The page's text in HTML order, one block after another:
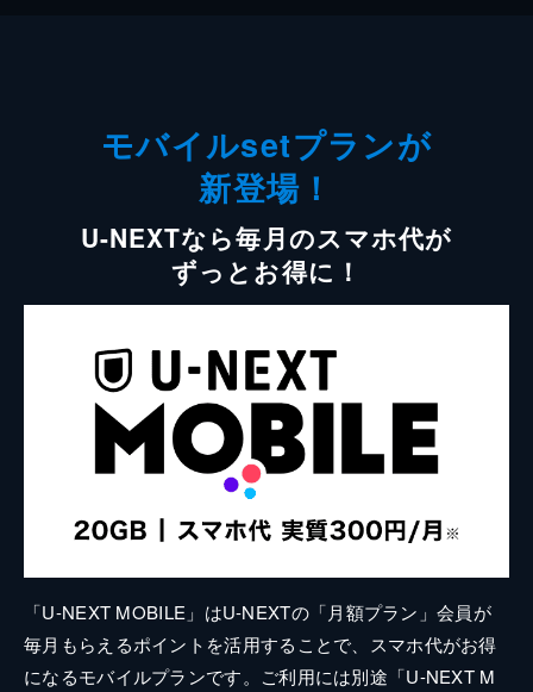
モバイルsetプランが
新登場！
U-NEXTなら毎月のスマホ代が
ずっとお得に！
「U-NEXT MOBILE」はU-NEXTの「月額プラン」会員が
毎月もらえるポイントを活用することで、スマホ代がお得
になるモバイルプランです。ご利用には別途「U-NEXT M